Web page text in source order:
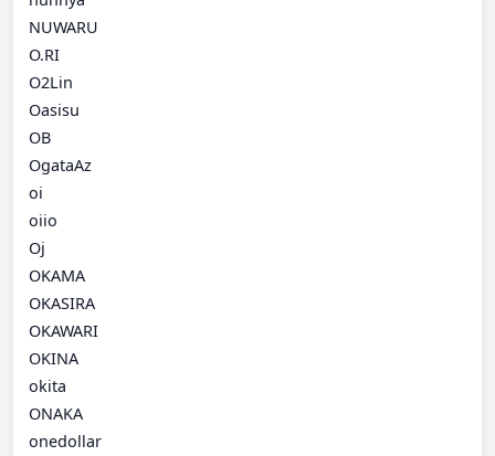
NUWARU
O.RI
O2Lin
Oasisu
OB
OgataAz
oi
oiio
Oj
OKAMA
OKASIRA
OKAWARI
OKINA
okita
ONAKA
onedollar